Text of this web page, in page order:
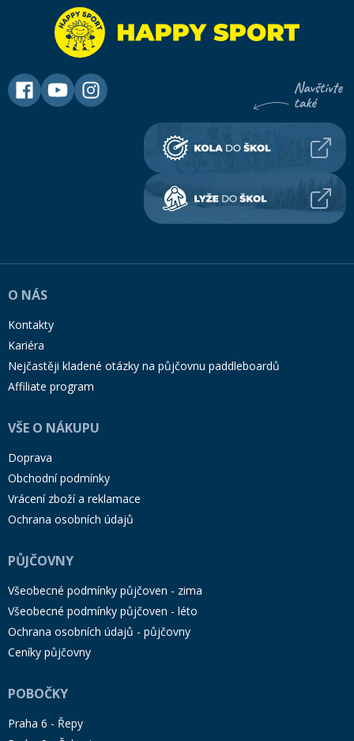
O NÁS
Kontakty
Kariéra
Nejčastěji kladené otázky na půjčovnu paddleboardů
Affiliate program
VŠE O NÁKUPU
Doprava
Obchodní podmínky
Vrácení zboží a reklamace
Ochrana osobních údajů
PŮJČOVNY
Všeobecné podmínky půjčoven - zima
Všeobecné podmínky půjčoven - léto
Ochrana osobních údajů - půjčovny
Ceníky půjčovny
POBOČKY
Praha 6 - Řepy